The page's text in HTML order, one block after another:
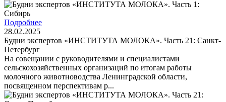
Подробнее
28.02.2025
Будни экспертов «ИНСТИТУТА МОЛОКА». Часть 21: Санкт-
Петербург
На совещании с руководителями и специалистами
сельскохозяйственных организаций по итогам работы
молочного животноводства Ленинградской области,
посвященном перспективам р...